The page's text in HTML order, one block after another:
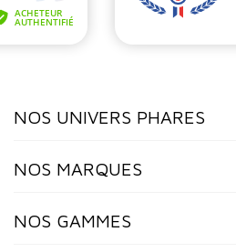
NOS UNIVERS PHARES
NOS MARQUES
NOS GAMMES